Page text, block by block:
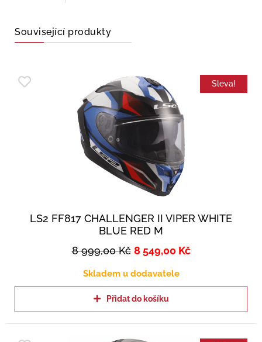
Související produkty
Sleva!
LS2 FF817 CHALLENGER II VIPER WHITE
BLUE RED M
8 999,00Kč 8 549,00 Kč
Skladem u dodavatele
Přidat do košíku